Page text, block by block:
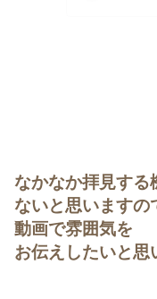
なかなか拝見する
ないと思いますの
動画で雰囲気を
お伝えしたいと思